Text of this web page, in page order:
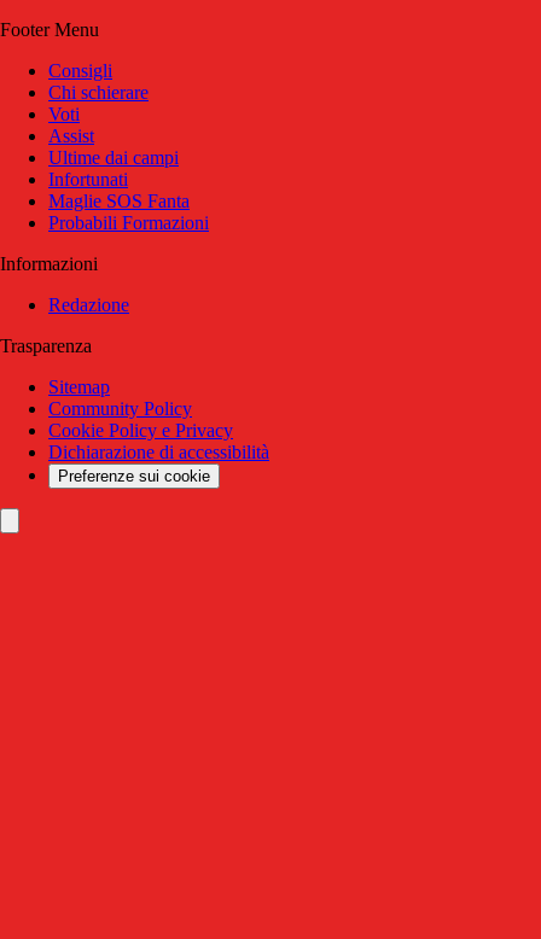
Footer Menu
Consigli
Chi schierare
Voti
Assist
Ultime dai campi
Infortunati
Maglie SOS Fanta
Probabili Formazioni
Informazioni
Redazione
Trasparenza
Sitemap
Community Policy
Cookie Policy e Privacy
Dichiarazione di accessibilità
Preferenze sui cookie